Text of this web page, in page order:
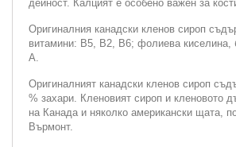
дейност. Калцият е особено важен за
Оригиналния канадски кленов сироп
витамини: В5, В2, В6; фолиева киселина,
А.
Оригиналният канадски кленов сироп
% захари. Кленовият сироп и кленовото
на Канада и няколко американски щата,
Върмонт.